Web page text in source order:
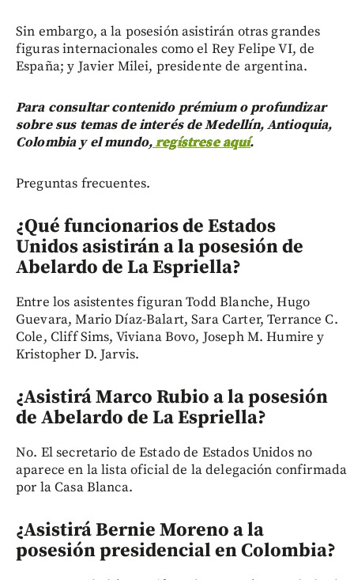
Sin embargo, a la posesión asistirán otras grandes
figuras internacionales como el Rey Felipe VI, de
España; y Javier Milei, presidente de argentina.
Para consultar contenido prémium o profundizar
sobre sus temas de interés de Medellín, Antioquia,
Colombia y el mundo,regístrese aquí.
Preguntas frecuentes.
¿Qué funcionarios de Estados
Unidos asistirán a la posesión de
Abelardo de La Espriella?
Entre los asistentes figuran Todd Blanche, Hugo
Guevara, Mario Díaz-Balart, Sara Carter, Terrance C.
Cole, Cliff Sims, Viviana Bovo, Joseph M. Humire y
Kristopher D. Jarvis.
¿Asistirá Marco Rubio a la posesión
de Abelardo de La Espriella?
No. El secretario de Estado de Estados Unidos no
aparece en la lista oficial de la delegación confirmada
por la Casa Blanca.
¿Asistirá Bernie Moreno a la
posesión presidencial en Colombia?